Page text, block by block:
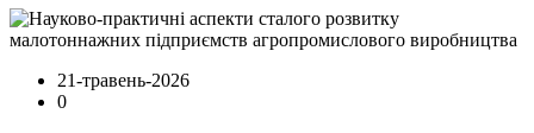
21-травень-2026
0